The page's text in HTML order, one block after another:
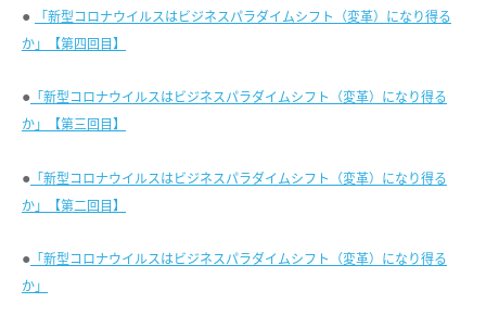
●
「新型コロナウイルスはビジネスパラダイムシフト（変革）になり得る
か」【第四回目】
● 「新型コロナウイルスはビジネスパラダイムシフト（変革）になり得る
か」【第三回目】
● 「新型コロナウイルスはビジネスパラダイムシフト（変革）になり得る
か」【第二回目】
● 「新型コロナウイルスはビジネスパラダイムシフト（変革）になり得る
か」